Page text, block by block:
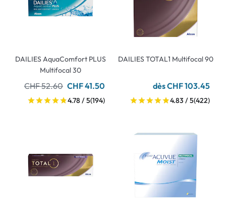
DAILIES AquaComfort PLUS
Multifocal 30
CHF 52.60 CHF 41.50
4.78 / 5(194)
DAILIES TOTAL1 Multifocal 90
dès CHF 103.45
4.83 / 5(422)